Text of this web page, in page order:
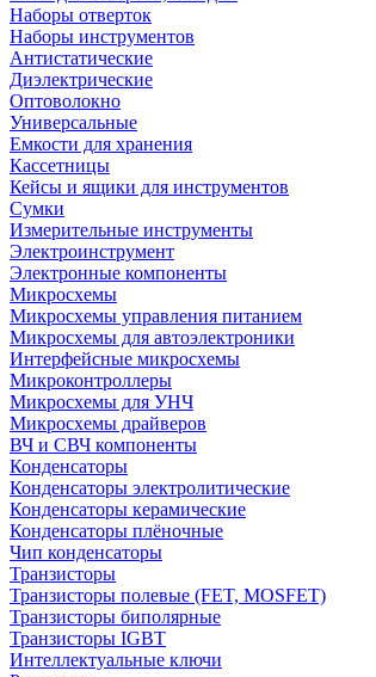
Наборы отверток
Наборы инструментов
Антистатические
Диэлектрические
Оптоволокно
Универсальные
Емкости для хранения
Кассетницы
Кейсы и ящики для инструментов
Сумки
Измерительные инструменты
Электроинструмент
Электронные компоненты
Микросхемы
Микросхемы управления питанием
Микросхемы для автоэлектроники
Интерфейсные микросхемы
Микроконтроллеры
Микросхемы для УНЧ
Микросхемы драйверов
ВЧ и СВЧ компоненты
Конденсаторы
Конденсаторы электролитические
Конденсаторы керамические
Конденсаторы плёночные
Чип конденсаторы
Транзисторы
Транзисторы полевые (FET, MOSFET)
Транзисторы биполярные
Транзисторы IGBT
Интеллектуальные ключи